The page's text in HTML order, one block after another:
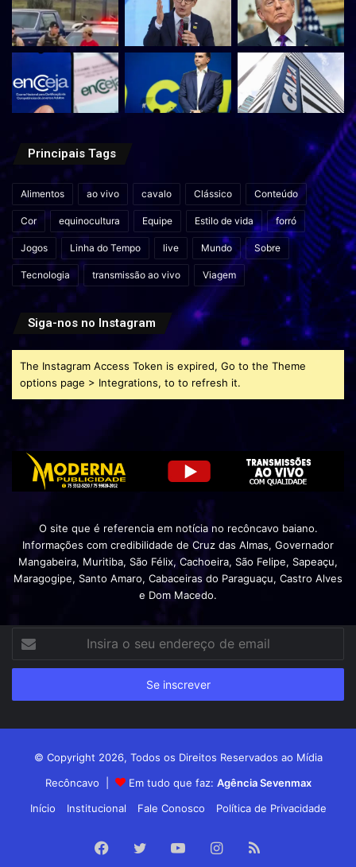
Principais Tags
Alimentos ao vivo cavalo Clássico Conteúdo
Cor equinocultura Equipe Estilo de vida forró
Jogos Linha do Tempo live Mundo Sobre
Tecnologia transmissão ao vivo Viagem
Siga-nos no Instagram
The Instagram Access Token is expired, Go to the Theme
options page > Integrations, to to refresh it.
O site que é referencia em notícia no recôncavo baiano.
Informações com credibilidade de Cruz das Almas, Governador
Mangabeira, Muritiba, São Félix, Cachoeira, São Felipe, Sapeaçu,
Maragogipe, Santo Amaro, Cabaceiras do Paraguaçu, Castro Alves
e Dom Macedo.
seu
de
© Copyright 2026, Todos os Direitos Reservados ao Mídia
Recôncavo |
Em tudo que faz: Agência Sevenmax
Início
Institucional Fale Conosco Política de Privacidade
Facebook
TwitterYouTubeInstagram
RSS